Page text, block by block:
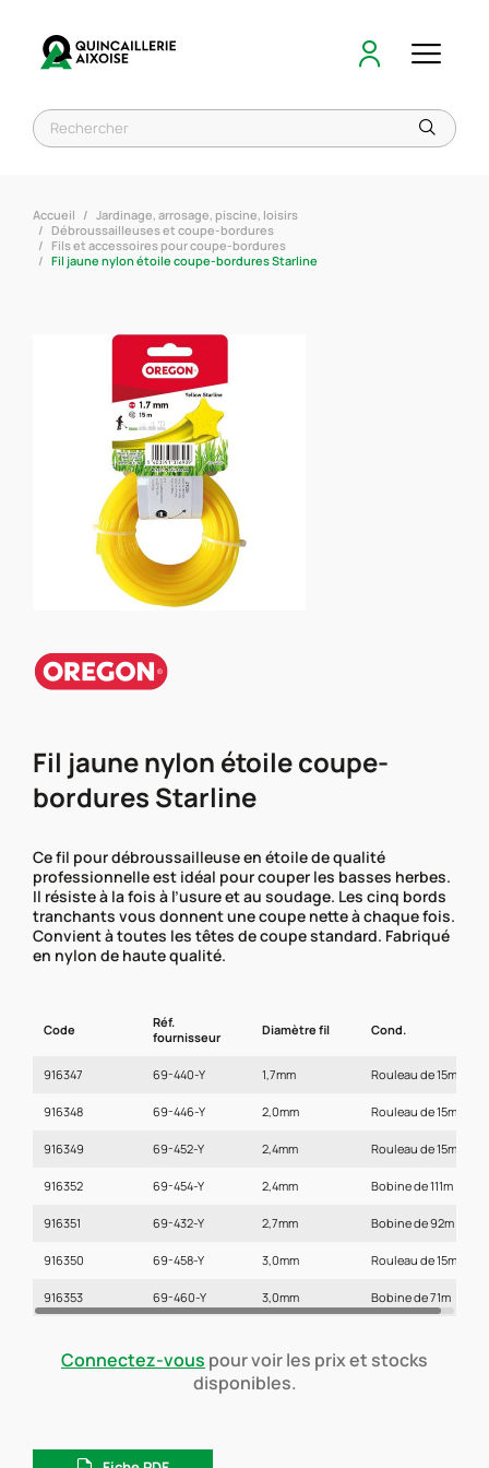
Accueil
Jardinage, arrosage, piscine, loisirs
Débroussailleuses et coupe-bordures
Fils et accessoires pour coupe-bordures
Fil jaune nylon étoile coupe-bordures Starline
Fil jaune nylon étoile coupe-
bordures Starline
Ce fil pour débroussailleuse en étoile de qualité
professionnelle est idéal pour couper les basses herbes.
Il résiste à la fois à l’usure et au soudage. Les cinq bords
tranchants vous donnent une coupe nette à chaque fois.
Convient à toutes les têtes de coupe standard. Fabriqué
en nylon de haute qualité.
Code
Réf.
fournisseur
Diamètre fil Cond.
916347 69-440-Y 1,7mm Rouleau de 15m
916348 69-446-Y 2,0mm Rouleau de 15m
916349 69-452-Y 2,4mm Rouleau de 15m
916352 69-454-Y 2,4mm Bobine de 111m
916351 69-432-Y 2,7mm Bobine de 92m
916350 69-458-Y 3,0mm Rouleau de 15m
916353 69-460-Y 3,0mm Bobine de 71m
Connectez-vous pour voir les prix et stocks
disponibles.